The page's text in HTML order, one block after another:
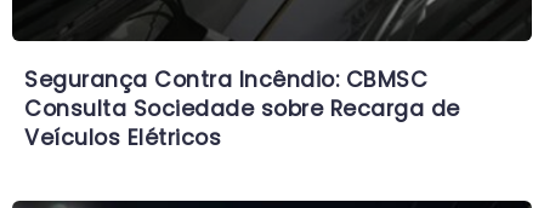
Segurança Contra Incêndio: CBMSC
Consulta Sociedade sobre Recarga de
Veículos Elétricos